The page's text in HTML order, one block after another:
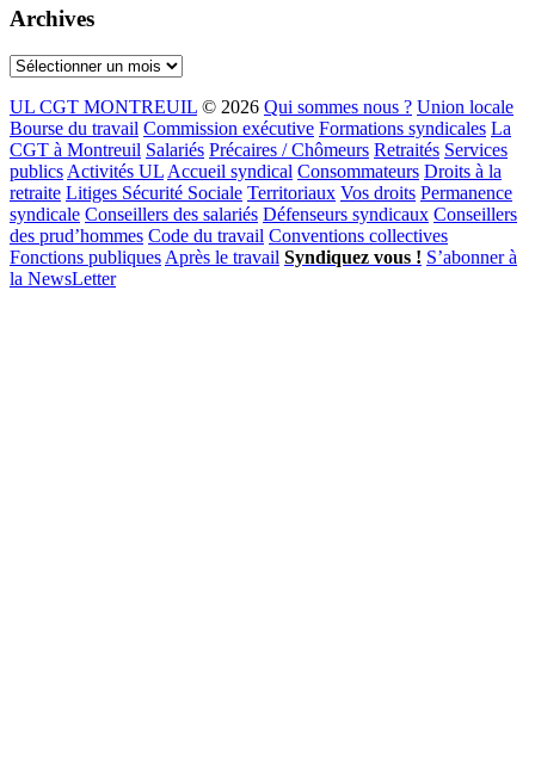
Archives
Archives
UL CGT MONTREUIL © 2026 Qui sommes nous ? Union locale
Bourse du travail Commission exécutive Formations syndicales La
CGT à Montreuil Salariés Précaires / Chômeurs Retraités Services
publics Activités UL Accueil syndical Consommateurs Droits à la
retraite Litiges Sécurité Sociale Territoriaux Vos droits Permanence
syndicale Conseillers des salariés Défenseurs syndicaux Conseillers
des prud’hommes Code du travail Conventions collectives
Fonctions publiques Après le travail Syndiquez vous ! S’abonner à
la NewsLetter